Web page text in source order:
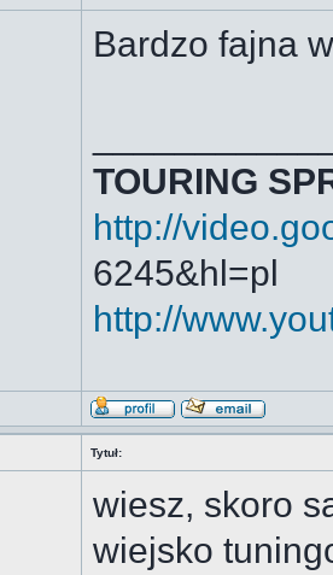
Bardzo fajna
TOURING
http://
6245&hl=pl
http://
Tytuł:
wiesz, skoro
wiejsko